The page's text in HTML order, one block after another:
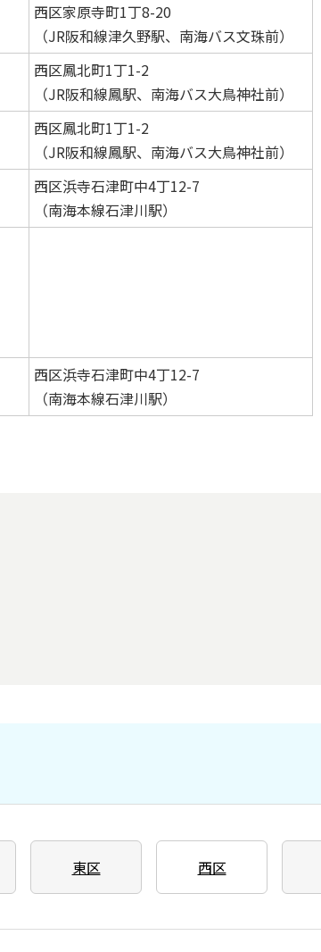
西区家原寺町1丁8-20
（JR阪和線津久野駅、南海バス文珠前）
西区鳳北町1丁1-2
（JR阪和線鳳駅、南海バス大鳥神社前）
西区鳳北町1丁1-2
（JR阪和線鳳駅、南海バス大鳥神社前）
西区浜寺石津町中4丁12-7
（南海本線石津川駅）
西区浜寺石津町中4丁12-7
（南海本線石津川駅）
東区 西区